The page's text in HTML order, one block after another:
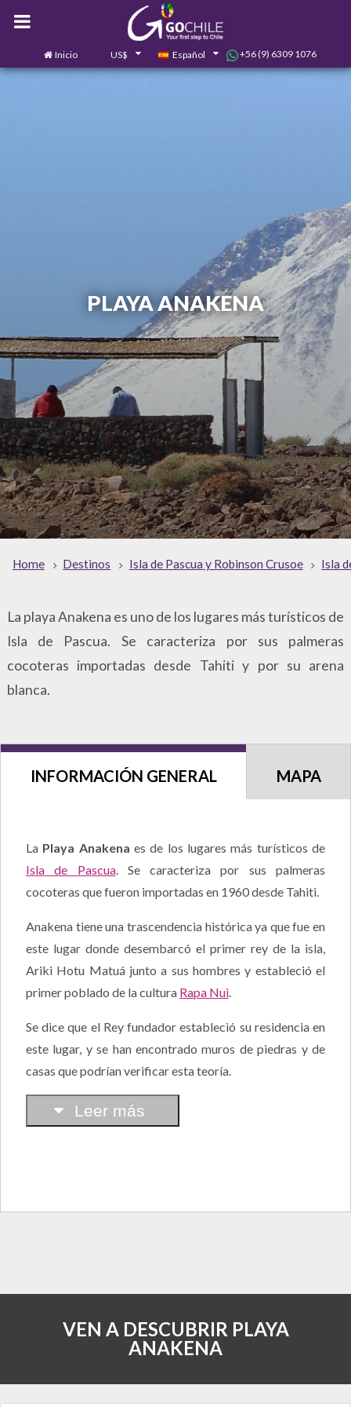
Inicio US$ Español +56 (9) 6309 1076
PLAYA ANAKENA
Home Destinos Isla de Pascua y Robinson Crusoe Isla
La playa Anakena es uno de los lugares más turísticos de
Isla de Pascua. Se caracteriza por sus palmeras
cocoteras importadas desde Tahiti y por su arena
blanca.
INFORMACIÓN GENERAL MAPA
La Playa Anakena es de los lugares más turísticos de
Isla de Pascua. Se caracteriza por sus palmeras
cocoteras que fueron importadas en 1960 desde Tahiti.
Anakena tiene una trascendencia histórica ya que fue en
este lugar donde desembarcó el primer rey de la isla,
Ariki Hotu Matuá junto a sus hombres y estableció el
primer poblado de la cultura Rapa Nui
Se dice que el Rey fundador estableció su residencia en
este lugar, y se han encontrado muros de piedras y de
casas que podrían verificar esta teoría.
Leer más
VEN A DESCUBRIR PLAYA
ANAKENA